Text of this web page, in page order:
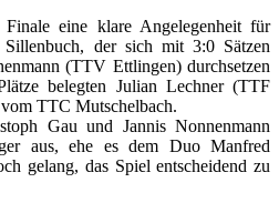
eine klare Angelegenheit für
der sich mit 3:0 Sätzen
(TTV Ettlingen) durchsetzen
belegten Julian Lechner (TTF
TTC Mutschelbach.
Gau und Jannis Nonnenmann
aus, ehe es dem Duo Manfred
gelang, das Spiel entscheidend zu